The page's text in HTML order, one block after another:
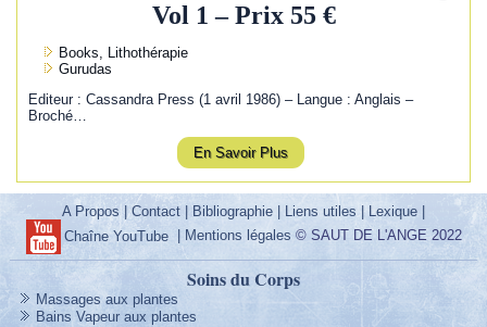
Vol 1 – Prix 55 €
Books, Lithothérapie
Gurudas
Editeur : Cassandra Press (1 avril 1986) – Langue : Anglais –
Broché…
En Savoir Plus
A Propos |Contact | Bibliographie | Liens utiles| Lexique |
Chaîne YouTube| Mentions légales © SAUT DE L'ANGE 2022
Soins du Corps
Massages aux plantes
Bains Vapeur aux plantes